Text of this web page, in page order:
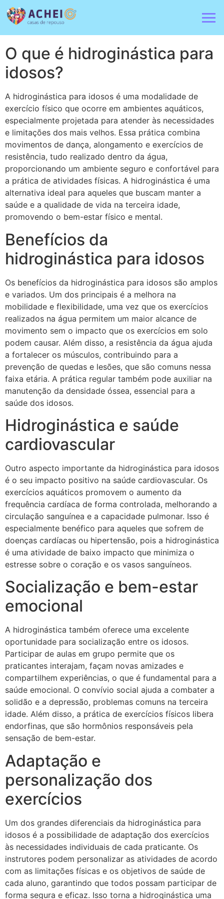
O que é hidroginástica para
idosos?
A hidroginástica para idosos é uma modalidade de
exercício físico que ocorre em ambientes aquáticos,
especialmente projetada para atender às necessidades
e limitações dos mais velhos. Essa prática combina
movimentos de dança, alongamento e exercícios de
resistência, tudo realizado dentro da água,
proporcionando um ambiente seguro e confortável para
a prática de atividades físicas. A hidroginástica é uma
alternativa ideal para aqueles que buscam manter a
saúde e a qualidade de vida na terceira idade,
promovendo o bem-estar físico e mental.
Benefícios da
hidroginástica para idosos
Os benefícios da hidroginástica para idosos são amplos
e variados. Um dos principais é a melhora na
mobilidade e flexibilidade, uma vez que os exercícios
realizados na água permitem um maior alcance de
movimento sem o impacto que os exercícios em solo
podem causar. Além disso, a resistência da água ajuda
a fortalecer os músculos, contribuindo para a
prevenção de quedas e lesões, que são comuns nessa
faixa etária. A prática regular também pode auxiliar na
manutenção da densidade óssea, essencial para a
saúde dos idosos.
Hidroginástica e saúde
cardiovascular
Outro aspecto importante da hidroginástica para idosos
é o seu impacto positivo na saúde cardiovascular. Os
exercícios aquáticos promovem o aumento da
frequência cardíaca de forma controlada, melhorando a
circulação sanguínea e a capacidade pulmonar. Isso é
especialmente benéfico para aqueles que sofrem de
doenças cardíacas ou hipertensão, pois a hidroginástica
é uma atividade de baixo impacto que minimiza o
estresse sobre o coração e os vasos sanguíneos.
Socialização e bem-estar
emocional
A hidroginástica também oferece uma excelente
oportunidade para socialização entre os idosos.
Participar de aulas em grupo permite que os
praticantes interajam, façam novas amizades e
compartilhem experiências, o que é fundamental para a
saúde emocional. O convívio social ajuda a combater a
solidão e a depressão, problemas comuns na terceira
idade. Além disso, a prática de exercícios físicos libera
endorfinas, que são hormônios responsáveis pela
sensação de bem-estar.
Adaptação e
personalização dos
exercícios
Um dos grandes diferenciais da hidroginástica para
idosos é a possibilidade de adaptação dos exercícios
às necessidades individuais de cada praticante. Os
instrutores podem personalizar as atividades de acordo
com as limitações físicas e os objetivos de saúde de
cada aluno, garantindo que todos possam participar de
forma segura e eficaz. Isso torna a hidroginástica uma